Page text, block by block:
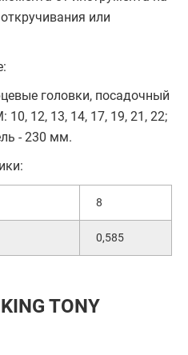
или
головки, посадочный
12, 13, 14, 17, 19, 21, 22;
- 230 мм.
8
0,585
TONY